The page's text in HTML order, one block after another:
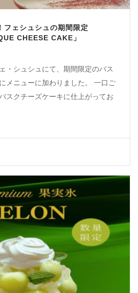
フェシュシュの期間限定
CHEESE CAKE」
・シュシュにて、期間限定のバス
メニューに加わりました。 一口ご
スクチーズケーキに仕上がってお